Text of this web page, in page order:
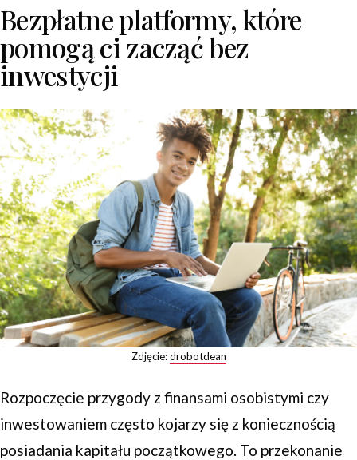
Bezpłatne platformy, które
pomogą ci zacząć bez
inwestycji
Zdjęcie:drobotdean
Rozpoczęcie przygody z finansami osobistymi czy
inwestowaniem często kojarzy się z koniecznością
posiadania kapitału początkowego. To przekonanie